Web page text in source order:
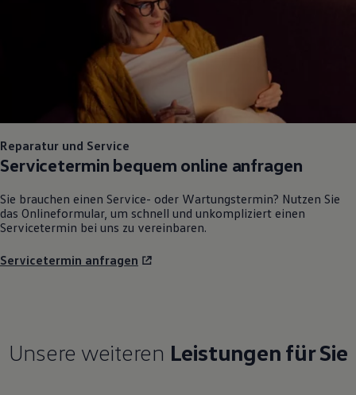
Reparatur und Service
Servicetermin bequem online anfragen
Sie brauchen einen Service- oder Wartungstermin? Nutzen Sie
das Onlineformular, um schnell und unkompliziert einen
Servicetermin bei uns zu vereinbaren.
Servicetermin anfragen
Unsere weiteren Leistungen für Sie